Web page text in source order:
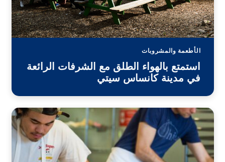
الأطعمة والمشروبات
استمتع بالهواء الطلق مع الشرفات الرائعة
في مدينة كانساس سيتي